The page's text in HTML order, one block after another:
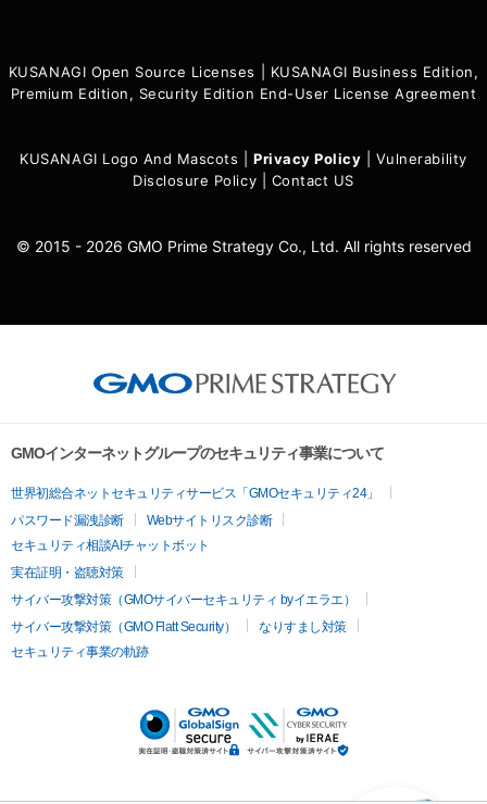
KUSANAGI Open Source Licenses
KUSANAGI Business Edition,
Premium Edition, Security Edition End-User License Agreement
KUSANAGI Logo And Mascots Privacy Policy
Vulnerability
Disclosure Policy
Contact US
© 2015 - 2026 GMO Prime Strategy Co., Ltd. All rights reserved
GMOインターネットグループのセキュリティ事業について
世界初総合ネットセキュリティサービス「GMOセキュリティ24」
パスワード漏洩診断
Webサイトリスク診断
セキュリティ相談AIチャットボット
実在証明・盗聴対策
サイバー攻撃対策（GMOサイバーセキュリティ byイエラエ）
サイバー攻撃対策（GMO Flatt Security）
なりすまし対策
セキュリティ事業の軌跡